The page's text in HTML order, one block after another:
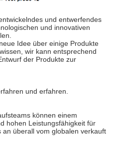
und entwerfendes
und innovativen
Idee über einige Produkte
wir kann entsprechend
der Produkte zur
und erfahren.
können einem
hohen Leistungsfähigkeit für
überall vom globalen verkauft